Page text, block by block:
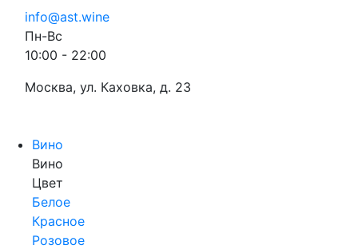
info@ast.wine
Пн-Вс
10:00 - 22:00
Москва, ул. Каховка, д. 23
Вино
Вино
Цвет
Белое
Красное
Розовое